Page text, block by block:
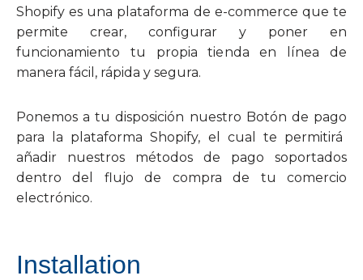
Shopify es una plataforma de e-commerce que te
permite crear, configurar y poner en
funcionamiento tu propia tienda en línea de
manera fácil, rápida y segura.
Ponemos a tu disposición nuestro Botón de pago
para la plataforma Shopify, el cual te permitirá
añadir nuestros métodos de pago soportados
dentro del flujo de compra de tu comercio
electrónico.
Installation